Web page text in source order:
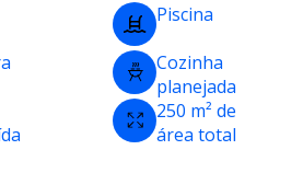
Piscina
Cozinha
planejada
250 m² de
área total